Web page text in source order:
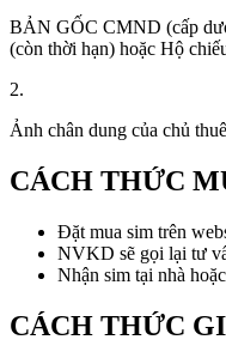
BẢN GỐC CMND (cấp
(còn thời hạn) hoặc Hộ
2.
Ảnh chân dung của chủ
CÁCH THỨC
Đặt mua sim trên
NVKD sẽ gọi lại tư
Nhận sim tại nhà
CÁCH THỨC